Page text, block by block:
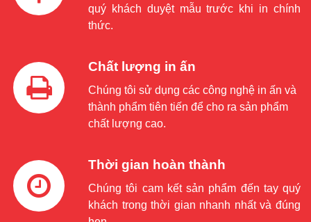
quý khách duyệt mẫu trước khi in chính
thức.
Chất lượng in ấn
Chúng tôi sử dụng các công nghệ in ấn và
thành phẩm tiên tiến để cho ra sản phẩm
chất lượng cao.
Thời gian hoàn thành
Chúng tôi cam kết sản phẩm đến tay quý
khách trong thời gian nhanh nhất và đúng